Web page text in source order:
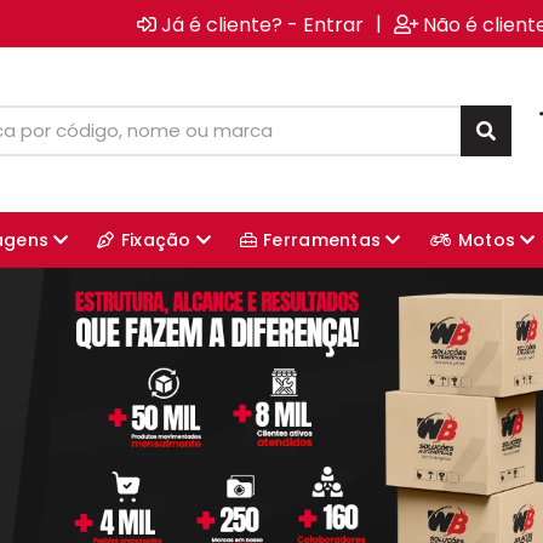
Já é cliente? - Entrar | Não é
Fixação Ferramentas Motos